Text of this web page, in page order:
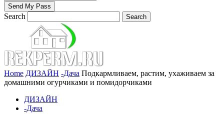
Search
Home ДИЗАЙН -Дача Подкармливаем, растим, ухаживаем за
домашними огурчиками и помидорчиками
ДИЗАЙН
-Дача